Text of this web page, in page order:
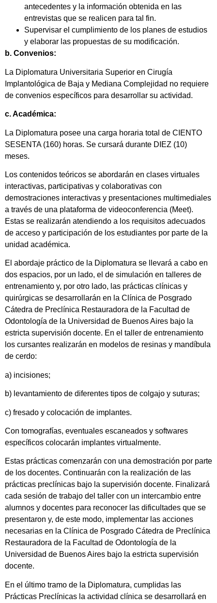
antecedentes y la información obtenida en las
entrevistas que se realicen para tal fin.
Supervisar el cumplimiento de los planes de estudios
y elaborar las propuestas de su modificación.
b. Convenios:
La Diplomatura Universitaria Superior en Cirugía
Implantológica de Baja y Mediana Complejidad no requiere
de convenios específicos para desarrollar su actividad.
c. Académica:
La Diplomatura posee una carga horaria total de CIENTO
SESENTA (160) horas. Se cursará durante DIEZ (10)
meses.
Los contenidos teóricos se abordarán en clases virtuales
interactivas, participativas y colaborativas con
demostraciones interactivas y presentaciones multimediales
a través de una plataforma de videoconferencia (Meet).
Estas se realizarán atendiendo a los requisitos adecuados
de acceso y participación de los estudiantes por parte de la
unidad académica.
El abordaje práctico de la Diplomatura se llevará a cabo en
dos espacios, por un lado, el de simulación en talleres de
entrenamiento y, por otro lado, las prácticas clínicas y
quirúrgicas se desarrollarán en la Clínica de Posgrado
Cátedra de Preclínica Restauradora de la Facultad de
Odontología de la Universidad de Buenos Aires bajo la
estricta supervisión docente. En el taller de entrenamiento
los cursantes realizarán en modelos de resinas y mandíbula
de cerdo:
a) incisiones;
b) levantamiento de diferentes tipos de colgajo y suturas;
c) fresado y colocación de implantes.
Con tomografías, eventuales escaneados y softwares
específicos colocarán implantes virtualmente.
Estas prácticas comenzarán con una demostración por parte
de los docentes. Continuarán con la realización de las
prácticas preclínicas bajo la supervisión docente. Finalizará
cada sesión de trabajo del taller con un intercambio entre
alumnos y docentes para reconocer las dificultades que se
presentaron y, de este modo, implementar las acciones
necesarias en la Clínica de Posgrado Cátedra de Preclínica
Restauradora de la Facultad de Odontología de la
Universidad de Buenos Aires bajo la estricta supervisión
docente.
En el último tramo de la Diplomatura, cumplidas las
Prácticas Preclínicas la actividad clínica se desarrollará en